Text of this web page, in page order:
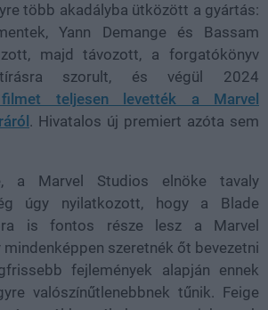
több akadályba ütközött a gyártás:
Yann Demange és Bassam
majd távozott, a forgatókönyv
szorult, és végül 2024
teljesen levették a Marvel
. Hivatalos új premiert azóta sem
a Marvel Studios elnöke tavaly
úgy nyilatkozott, hogy a Blade
is fontos része lesz a Marvel
mindenképpen szeretnék őt bevezetni
fejlemények alapján ennek
valószínűtlenebbnek tűnik. Feige